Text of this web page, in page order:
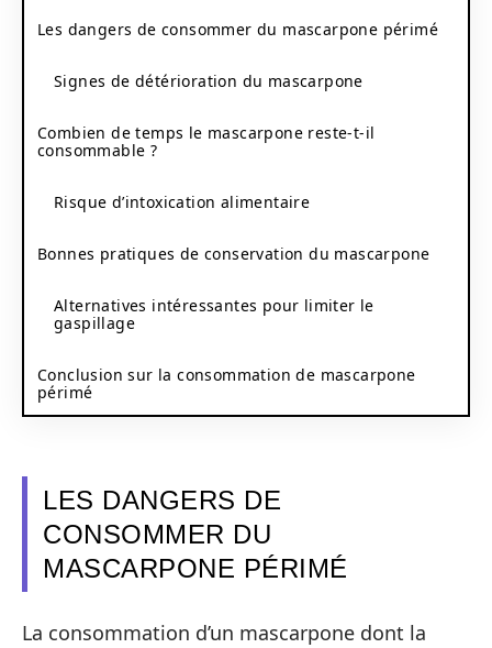
Les dangers de consommer du mascarpone périmé
Signes de détérioration du mascarpone
Combien de temps le mascarpone reste-t-il
consommable ?
Risque d’intoxication alimentaire
Bonnes pratiques de conservation du mascarpone
Alternatives intéressantes pour limiter le
gaspillage
Conclusion sur la consommation de mascarpone
périmé
LES DANGERS DE
CONSOMMER DU
MASCARPONE PÉRIMÉ
La consommation d’un mascarpone dont la